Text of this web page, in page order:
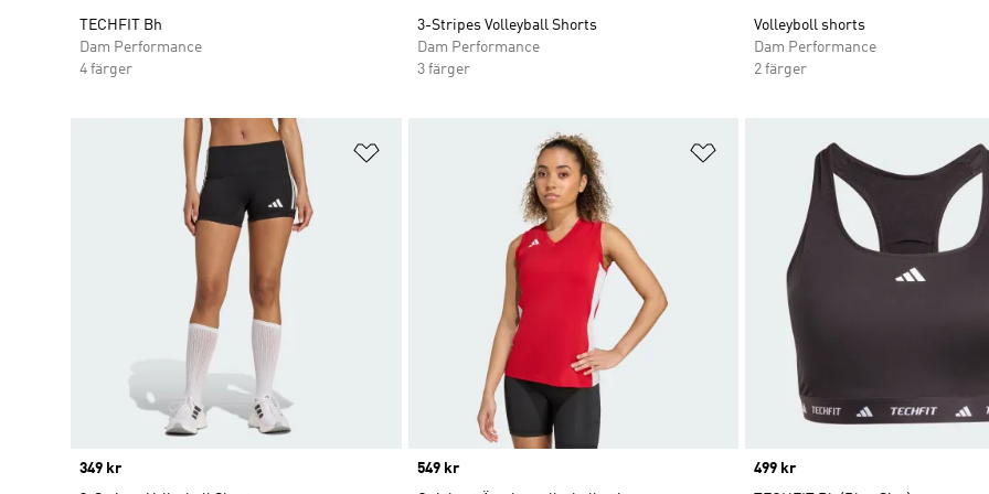
TECHFIT Bh
Dam Performance
4 färger
3-Stripes Volleyball Shorts
Dam Performance
3 färger
Volleyboll shorts
Dam Performance
2 färger
Lägg till på önskelistan
Price
349 kr
Lägg till på önskelistan
Price
549 kr
Price
499 kr